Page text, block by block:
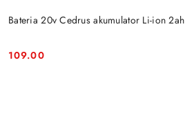
Bateria 20v Cedrus akumulator Li-ion 2ah
Cena:
109.00